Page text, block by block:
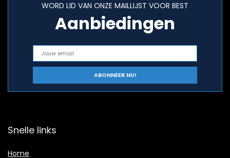
WORD LID VAN ONZE MAILLIJST VOOR BEST
Aanbiedingen
Snelle links
Home